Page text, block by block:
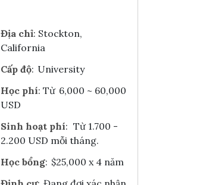
Chia sẻ với
Địa chỉ: Stockton,
California
Cấp độ: University
Học phí: Từ 6,000 ~ 60,000
USD
Sinh hoạt phí: Từ 1.700 -
2.200 USD mỗi tháng.
Học bổng: $25,000 x 4 năm